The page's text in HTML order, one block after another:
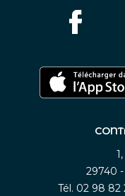
29740
Tél. 02 98 82